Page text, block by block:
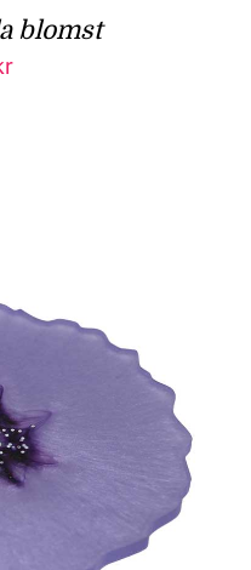
blomst